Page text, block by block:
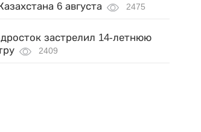
6 августа
2475
застрелил 14-летнюю
2409